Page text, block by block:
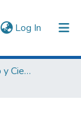
Log In (current)
Facultad de Derecho y Ciencias Políticas